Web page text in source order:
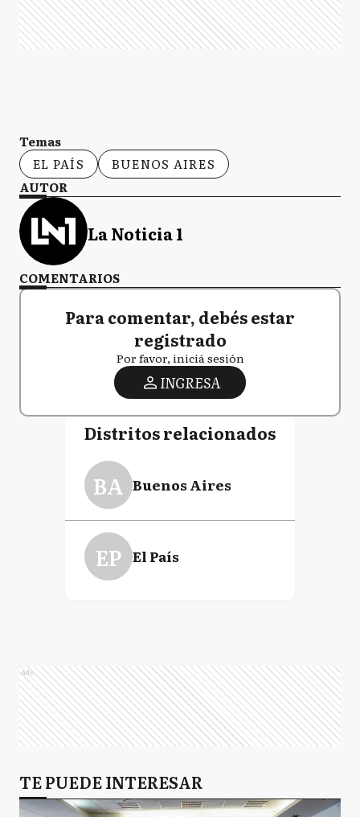
Temas
EL PAÍS
BUENOS AIRES
AUTOR
La Noticia 1
COMENTARIOS
Para comentar, debés estar
registrado
Por favor, iniciá sesión
INGRESA
Distritos relacionados
BA Buenos Aires
EP El País
Ads
TE PUEDE INTERESAR